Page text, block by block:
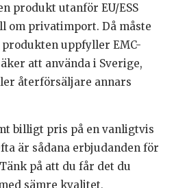
produkt utanför EU/ESS
om privatimport. Då måste
uppfyller EMC-
att använda i Sverige,
återförsäljare annars
billigt pris på en vanligtvis
är sådana erbjudanden för
på att du får det du
sämre kvalitet,